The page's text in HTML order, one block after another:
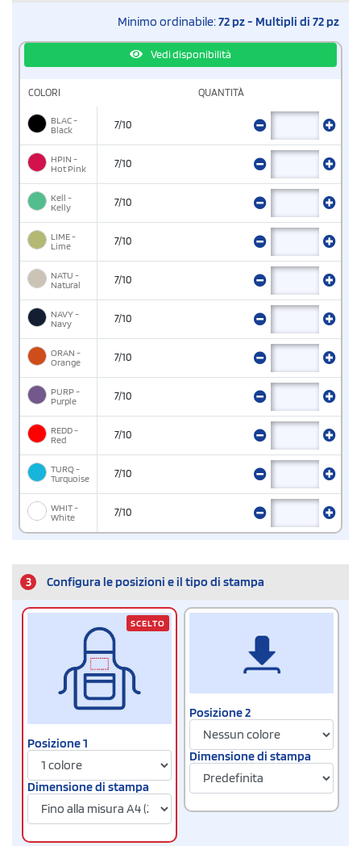
Minimo ordinabile:72 pz - Multipli di 72 pz
Vedi disponibilità
COLORI QUANTITÀ
BLAC -
Black
7/10
HPIN -
Hot Pink
7/10
Kell -
Kelly
7/10
LIME -
Lime
7/10
NATU -
Natural
7/10
NAVY -
Navy
7/10
ORAN -
Orange
7/10
PURP -
Purple
7/10
REDD -
Red
7/10
TURQ -
Turquoise
7/10
WHIT -
White
7/10
3 Configura le posizioni e il tipo di stampa
Posizione 1
Dimensione di stampa
SCELTO
Posizione 2
Dimensione di stampa